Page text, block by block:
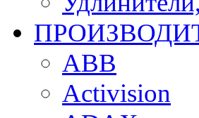
ABB
Activision